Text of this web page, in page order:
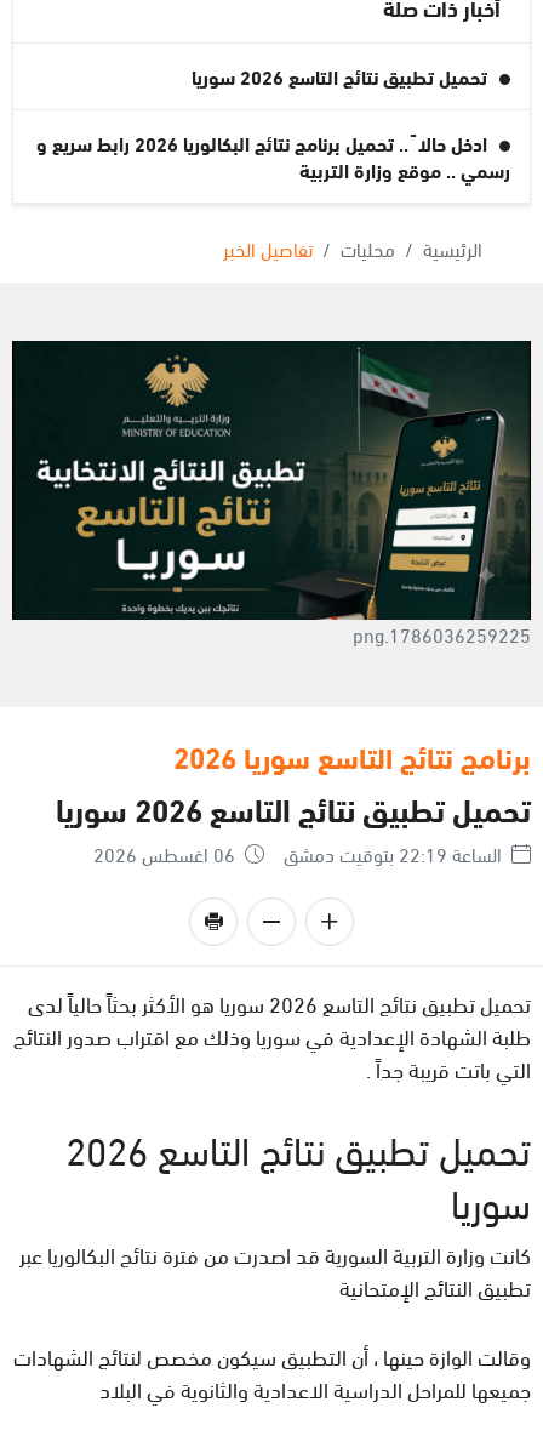
تحميل تطبيق نتائج التاسع 2026 سوريا
ادخل حالا ً .. تحميل برنامج نتائج البكالوريا 2026 رابط سريع و
رسمي .. موقع وزارة التربية
الرئيسية محليات تفاصيل الخبر
1786036259225.png
برنامج نتائج التاسع سوريا 2026
تحميل تطبيق نتائج التاسع 2026 سوريا
الساعة 22:19 بتوقيت دمشق 06 اغسطس 2026
تحميل تطبيق نتائج التاسع 2026 سوريا هو الأكثر بحثاً حالياً لدى
طلبة الشهادة الإعدادية في سوريا وذلك مع اقتراب صدور النتائج
التي باتت قريبة جداً .
تحميل تطبيق نتائج التاسع 2026
سوريا
كانت وزارة التربية السورية قد اصدرت من فترة نتائج البكالوريا عبر
تطبيق النتائج الإمتحانية
وقالت الوازة حينها ، أن التطبيق سيكون مخصص لنتائج الشهادات
جميعها للمراحل الدراسية الاعدادية والثانوية في البلاد